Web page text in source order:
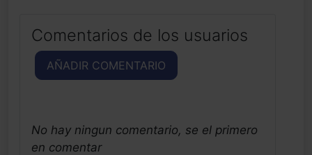
Comentarios de los usuarios
AÑADIR COMENTARIO
No hay ningun comentario, se el primero
en comentar